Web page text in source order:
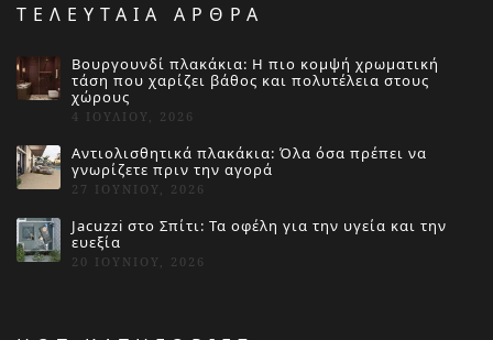
ΤΕΛΕΥΤΑΙΑ ΑΡΘΡΑ
Βουργουνδί πλακάκια: Η πιο κομψή χρωματική
τάση που χαρίζει βάθος και πολυτέλεια στους
χώρους
4 ΙΟΥΛΊΟΥ, 2026
Αντιολισθητικά πλακάκια: Όλα όσα πρέπει να
γνωρίζετε πριν την αγορά
27 ΙΟΥΝΊΟΥ, 2026
Jacuzzi στο Σπίτι: Τα οφέλη για την υγεία και την
ευεξία
20 ΙΟΥΝΊΟΥ, 2026